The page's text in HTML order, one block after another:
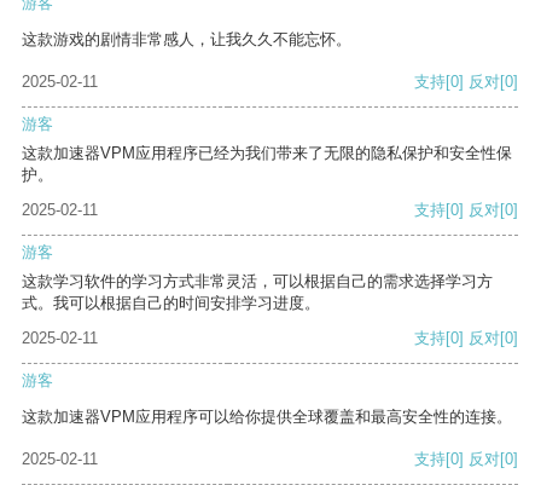
这款游戏的剧情非常感人，让我久久不能忘怀。
2025-02-11 支持[0] 反对[0]
游客
这款加速器VPM应用程序已经为我们带来了无限的隐私保护和安全性保
护。
2025-02-11
支持[0] 反对[0]
游客
这款学习软件的学习方式非常灵活，可以根据自己的需求选择学习方
式。我可以根据自己的时间安排学习进度。
2025-02-11
支持[0] 反对[0]
游客
这款加速器VPM应用程序可以给你提供全球覆盖和最高安全性的连接。
2025-02-11 支持[0] 反对[0]